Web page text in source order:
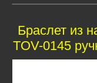
Браслет из
TOV-0145